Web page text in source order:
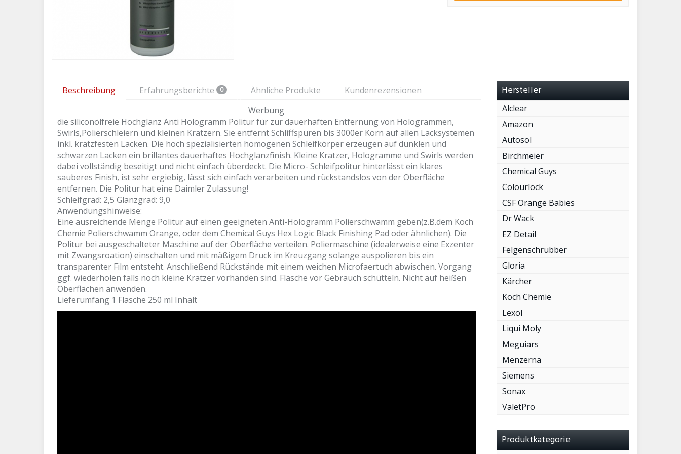
Beschreibung Erfahrungsberichte 0 Ähnliche Produkte
Kundenrezensionen
Werbung
die siliconölfreie Hochglanz Anti Hologramm Politur für zur dauerhaften Entfernung von Hologrammen,
Swirls,Polierschleiern und kleinen Kratzern. Sie entfernt Schliffspuren bis 3000er Korn auf allen Lacksystemen
inkl. kratzfesten Lacken. Die hoch spezialisierten homogenen Schleifkörper erzeugen auf dunklen und
schwarzen Lacken ein brillantes dauerhaftes Hochglanzfinish. Kleine Kratzer, Hologramme und Swirls werden
dabei vollständig beseitigt und nicht einfach überdeckt. Die Micro- Schleifpolitur hinterlässt ein klares
sauberes Finish, ist sehr ergiebig, lässt sich einfach verarbeiten und rückstandslos von der Oberfläche
entfernen. Die Politur hat eine Daimler Zulassung!
Schleifgrad: 2,5 Glanzgrad: 9,0
Anwendungshinweise:
Eine ausreichende Menge Politur auf einen geeigneten Anti-Hologramm Polierschwamm geben(z.B.dem Koch
Chemie Polierschwamm Orange, oder dem Chemical Guys Hex Logic Black Finishing Pad oder ähnlichen). Die
Politur bei ausgeschalteter Maschine auf der Oberfläche verteilen. Poliermaschine (idealerweise eine Exzenter
mit Zwangsroation) einschalten und mit mäßigem Druck im Kreuzgang solange auspolieren bis ein
transparenter Film entsteht. Anschließend Rückstände mit einem weichen Microfaertuch abwischen. Vorgang
ggf. wiederholen falls noch kleine Kratzer vorhanden sind. Flasche vor Gebrauch schütteln. Nicht auf heißen
Oberflächen anwenden.
Lieferumfang 1 Flasche 250 ml Inhalt
Hersteller
Alclear
Amazon
Autosol
Birchmeier
Chemical Guys
Colourlock
CSF Orange Babies
Dr Wack
EZ Detail
Felgenschrubber
Gloria
Kärcher
Koch Chemie
Lexol
Liqui Moly
Meguiars
Menzerna
Siemens
Sonax
ValetPro
Produktkategorie